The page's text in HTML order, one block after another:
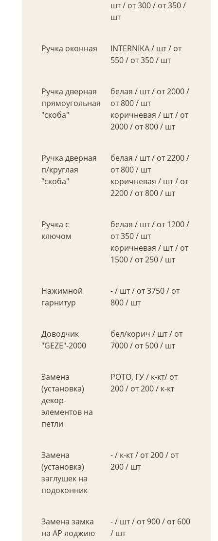
шт / от 300 / от 350 /
шт
Ручка оконная
INTERNIKA / шт / от
550 / от 350 / шт
Ручка дверная
прямоугольная
"скоба"
белая / шт / от 2000 /
от 800 / шт
коричневая / шт / от
2000 / от 800 / шт
Ручка дверная
п/круглая
"скоба"
белая / шт / от 2200 /
от 800 / шт
коричневая / шт / от
2200 / от 800 / шт
Ручка с
ключом
белая / шт / от 1200 /
от 350 / шт
коричневая / шт / от
1500 / от 250 / шт
Нажимной
гарнитур
- / шт / от 3750 / от
800 / шт
Доводчик
"GEZE"-2000
бел/корич / шт / от
7000 / от 500 / шт
Замена
(установка)
декор-
элементов на
петли
РОТО, ГУ / к-кт/ от
200 / от 200 / к-кт
Замена
(установка)
заглушек на
подоконник
- / к-кт / от 200 / от
200 / шт
Замена замка
на АР лоджию
- / шт / от 900 / от 600
/ шт